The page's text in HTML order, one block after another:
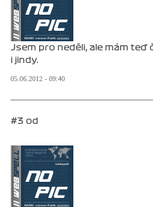
Jsem pro neděli, ale mám teď
i jindy.
05.06.2012 - 09:40
#3 od